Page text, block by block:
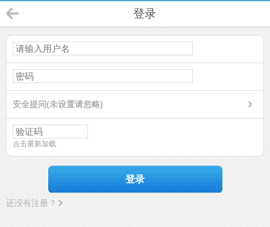
登录
安全提问(未设置请忽略)
点击重新加载
登录
还没有注册？